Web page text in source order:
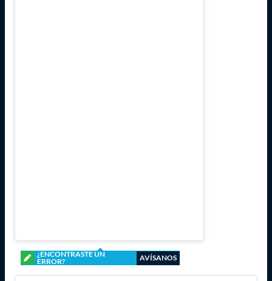
¿ENCONTRASTE UN
ERROR?
AVÍSANOS